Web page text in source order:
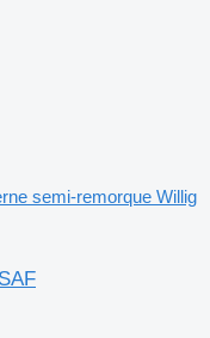
semi-remorque Willig